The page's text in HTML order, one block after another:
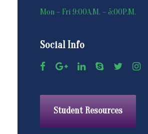
Mon – Fri 9:00A.M. – 5:00P.M.
Social Info
Student Resources